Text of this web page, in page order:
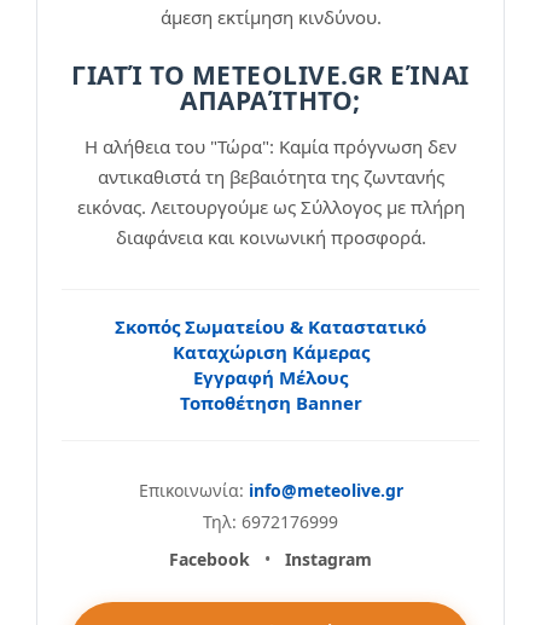
άμεση εκτίμηση κινδύνου.
ΓΙΑΤΊ ΤΟ METEOLIVE.GR ΕΊΝΑΙ
ΑΠΑΡΑΊΤΗΤΟ;
Η αλήθεια του "Τώρα": Καμία πρόγνωση δεν
αντικαθιστά τη βεβαιότητα της ζωντανής
εικόνας. Λειτουργούμε ως Σύλλογος με πλήρη
διαφάνεια και κοινωνική προσφορά.
Σκοπός Σωματείου & Καταστατικό
Καταχώριση Κάμερας
Εγγραφή Μέλους
Τοποθέτηση Banner
Επικοινωνία: info@meteolive.gr
Τηλ: 6972176999
Facebook
• Instagram